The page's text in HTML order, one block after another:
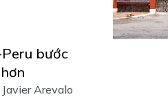
bước
Arevalo